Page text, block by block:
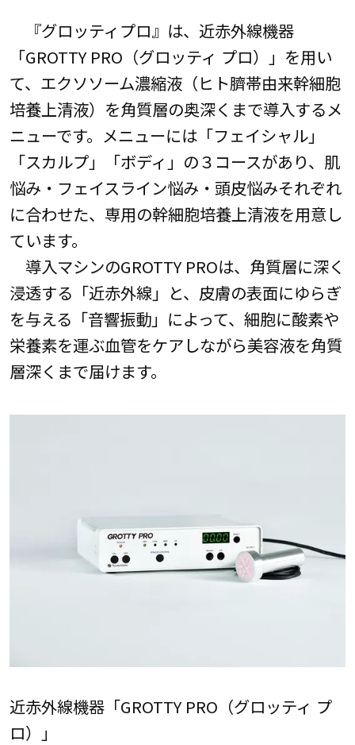
『グロッティプロ』は、近赤外線機器
「GROTTY PRO（グロッティ プロ）」を用い
て、エクソソーム濃縮液（ヒト臍帯由来幹細胞
培養上清液）を角質層の奥深くまで導入するメ
ニューです。メニューには「フェイシャル」
「スカルプ」「ボディ」の３コースがあり、肌
悩み・フェイスライン悩み・頭皮悩みそれぞれ
に合わせた、専用の幹細胞培養上清液を用意し
ています。
導入マシンのGROTTY PROは、角質層に深く
浸透する「近赤外線」と、皮膚の表面にゆらぎ
を与える「音響振動」によって、細胞に酸素や
栄養素を運ぶ血管をケアしながら美容液を角質
層深くまで届けます。
近赤外線機器「GROTTY PRO（グロッティ プ
ロ）」